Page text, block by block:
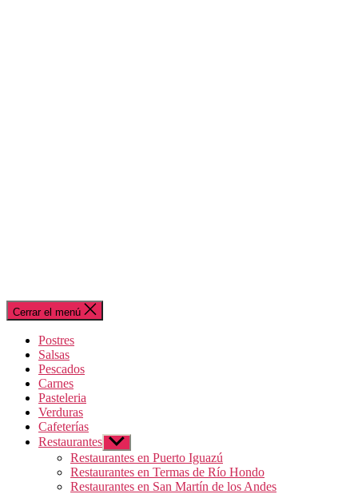
Cerrar el menú
Postres
Salsas
Pescados
Carnes
Pasteleria
Verduras
Cafeterías
Restaurantes Mostrar
el
submenú
Restaurantes en Puerto Iguazú
Restaurantes en Termas de Río Hondo
Restaurantes en San Martín de los Andes